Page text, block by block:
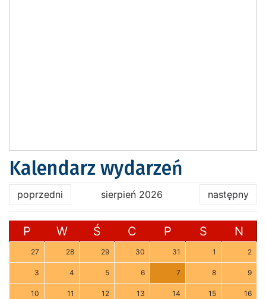
Kalendarz wydarzeń
poprzedni sierpień 2026 następny
P W Ś C P S N
27 28 29 30 31 1 2
3 4 5 6 7 8 9
10 11 12 13 14 15 16